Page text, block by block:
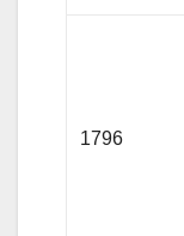
1796